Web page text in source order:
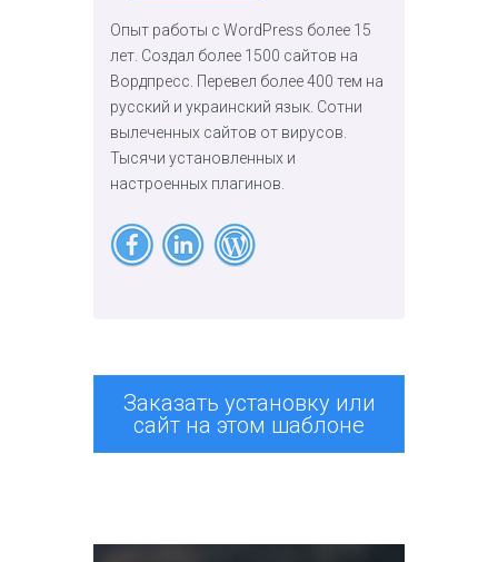
Опыт работы с WordPress более 15
лет. Создал более 1500 сайтов на
Вордпресс. Перевел более 400 тем на
русский и украинский язык. Сотни
вылеченных сайтов от вирусов.
Тысячи установленных и
настроенных плагинов.
Заказать установку или
сайт на этом шаблоне